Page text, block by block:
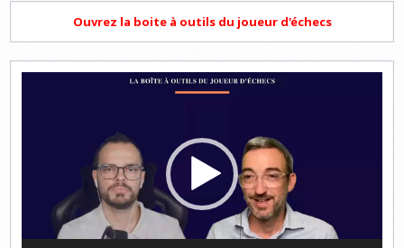
Ouvrez la boite à outils du joueur d'échecs